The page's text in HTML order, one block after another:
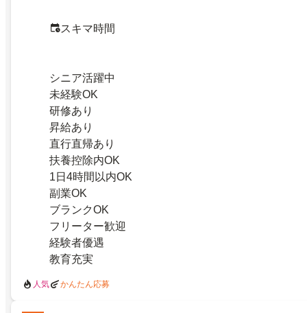
スキマ時間
シニア活躍中
未経験OK
研修あり
昇給あり
直行直帰あり
扶養控除内OK
1日4時間以内OK
副業OK
ブランクOK
フリーター歓迎
経験者優遇
教育充実
人気 かんたん応募